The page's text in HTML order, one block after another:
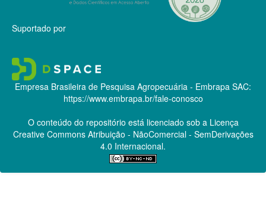
Suportado por
Empresa Brasileira de Pesquisa Agropecuária - Embrapa SAC:
https://www.embrapa.br/fale-conosco
O conteúdo do repositório está licenciado sob a Licença
Creative CommonsAtribuição - NãoComercial - SemDerivações
4.0 Internacional.